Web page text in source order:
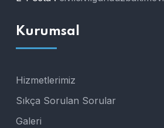
Kurumsal
Hizmetlerimiz
Sıkça Sorulan Sorular
Galeri